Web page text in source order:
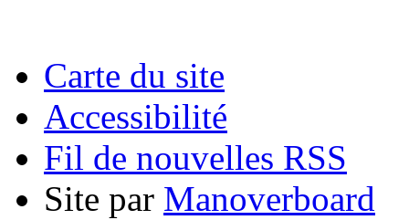
Carte du site
Accessibilité
Fil de nouvelles RSS
Site par Manoverboard